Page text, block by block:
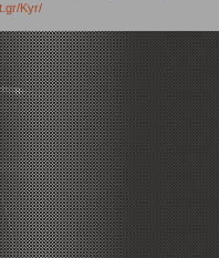
Kyr/